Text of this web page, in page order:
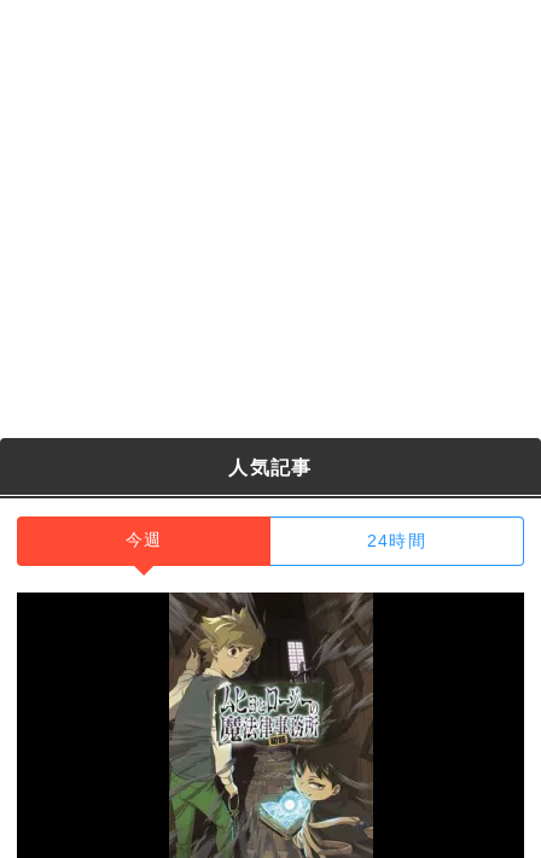
人気記事
今週 24時間